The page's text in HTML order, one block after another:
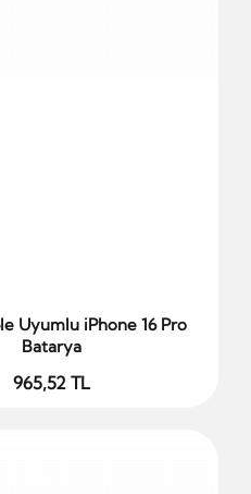
Sepete Ekle
Uyumlu iPhone 16 Pro
Batarya
965,52 TL